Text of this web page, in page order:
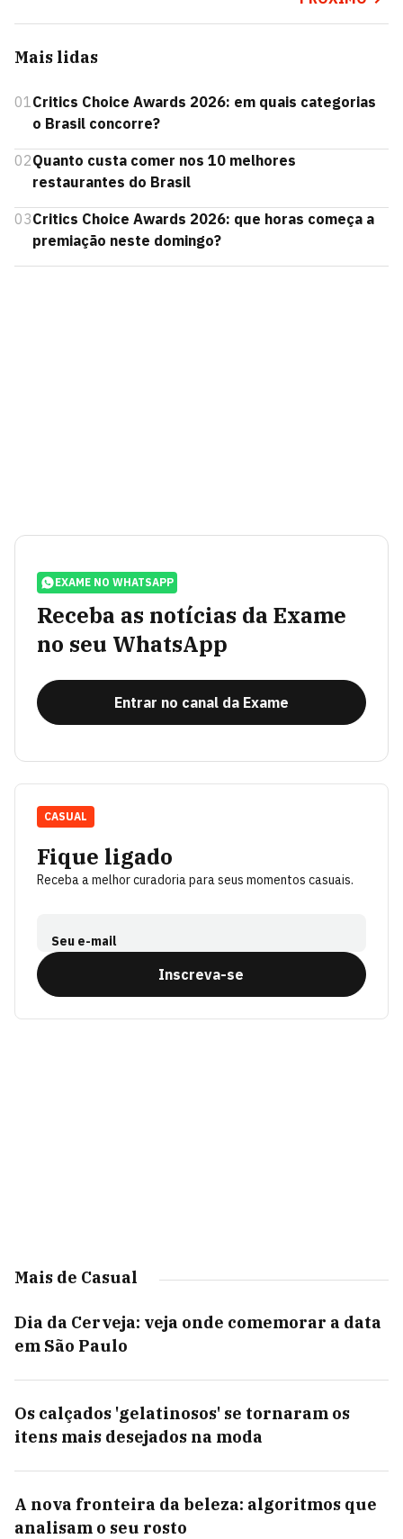
Mais lidas
01Critics Choice Awards 2026: em quais categorias
o Brasil concorre?
02Quanto custa comer nos 10 melhores
restaurantes do Brasil
03Critics Choice Awards 2026: que horas começa a
premiação neste domingo?
EXAME NO WHATSAPP
Receba as notícias da Exame
no seu WhatsApp
Entrar no canal da Exame
Fique ligado
Receba a melhor curadoria para seus momentos casuais.
Seu e-mail
Inscreva-se
CASUAL
Mais de Casual
Dia da Cerveja: veja onde comemorar a data
em São Paulo
Os calçados 'gelatinosos' se tornaram os
itens mais desejados na moda
A nova fronteira da beleza: algoritmos que
analisam o seu rosto